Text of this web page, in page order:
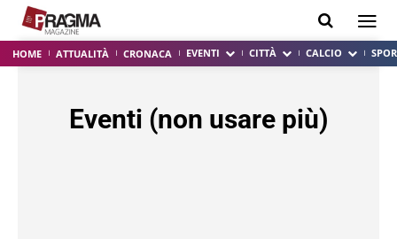
HOME ATTUALITÀ CRONACA EVENTI CITTÀ CALCIO
Eventi (non usare più)